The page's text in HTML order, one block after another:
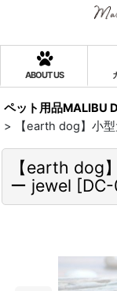
ABOUT US
ペット用品MALIBU
>
【earth dog】小
【earth dog
ー jewel [DC-